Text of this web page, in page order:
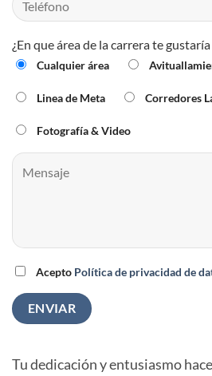
¿En que área de la carrera te
Cualquier área
Linea de Meta Corredores
Fotografía & Video
Acepto Política de privacidad de
Tu dedicación y entusiasmo